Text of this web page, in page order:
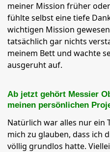
meiner Mission früher
fühlte selbst eine tiefe
wichtigen Mission
tatsächlich gar nichts
meinem Bett und wachte
ausgeruht auf.
Ab jetzt gehört Messier
meinen persönlichen
Natürlich war alles nur ein
mich zu glauben, dass ich
völlig grundlos hatte.